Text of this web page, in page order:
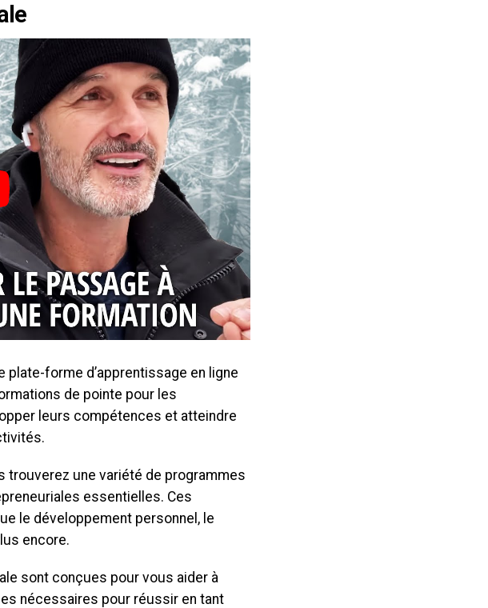
plate-forme d’apprentissage en ligne
de pointe pour les
leurs compétences et atteindre
trouverez une variété de programmes
essentielles. Ces
le développement personnel, le
encore.
sont conçues pour vous aider à
nécessaires pour réussir en tant